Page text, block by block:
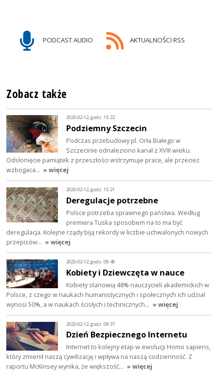
PODCAST AUDIO AKTUALNOŚCI RSS
Zobacz także
2025-02-12, godz. 15:22
Podziemny Szczecin
Podczas przebudowy pl. Orła Białego w
Szczecinie odnaleziono kanał z XVIII wieku.
Odsłonięcie pamiątek z przeszłości wstrzymuje prace, ale przecież
wzbogaca… » więcej
2025-02-12, godz. 15:21
Deregulacje potrzebne
Polsce potrzeba sprawnego państwa. Według
premiera Tuska sposobem na to ma być
deregulacja. Kolejne rządy biją rekordy w liczbie uchwalonych nowych
przepisów… » więcej
2025-02-12, godz. 09:48
Kobiety i Dziewczęta w nauce
Kobiety stanowią 48% nauczycieli akademickich w
Polsce, z czego w naukach humanistycznych i społecznych ich udział
wynosi 50%, a w naukach ścisłych i technicznych… » więcej
2025-02-12, godz. 09:37
Dzień Bezpiecznego Internetu
Internet to kolejny etap w ewolucji Homo sapiens,
który zmienił naszą cywilizację i wpływa na naszą codzienność. Z
raportu McKinsey wynika, że większość… » więcej